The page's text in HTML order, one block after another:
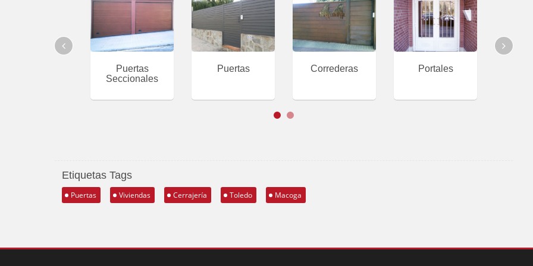
Puertas
Seccionales
Puertas Correderas Portales
Etiquetas Tags
Puertas Viviendas Cerrajería Toledo Macoga